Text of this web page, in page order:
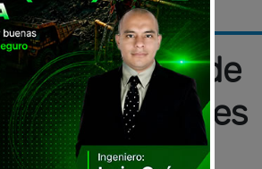
de
107 millones